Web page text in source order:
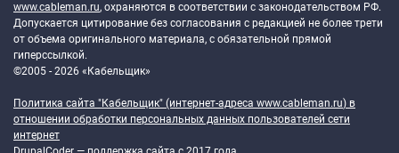
www.cableman.ru, охраняются в соответствии с законодательством РФ.
Допускается цитирование без согласования с редакцией не более трети
от объема оригинального материала, с обязательной прямой
гиперссылкой.
©2005 - 2026 «Кабельщик»
Политика сайта "Кабельщик" (интернет-адреса www.cableman.ru) в
отношении обработки персональных данных пользователей сети
интернет